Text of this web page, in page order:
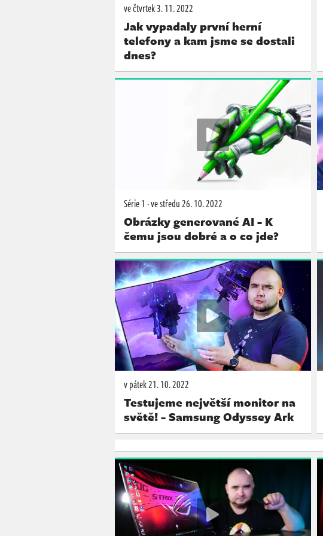
ve čtvrtek3. 11. 2022
Jak vypadaly první herní
telefony a kam jsme se dostali
dnes?
Série 1 ·ve středu26. 10. 2022
Obrázky generované AI - K
čemu jsou dobré a o co jde?
v pátek21. 10. 2022
Testujeme největší monitor na
světě! - Samsung Odyssey Ark